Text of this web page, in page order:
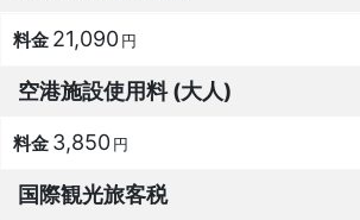
21,090円
空港施設使用料 (大人)
3,850円
国際観光旅客税